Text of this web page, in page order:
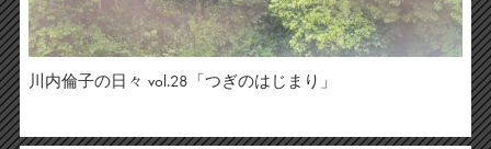
川内倫子の日々 vol.28「つぎのはじまり」